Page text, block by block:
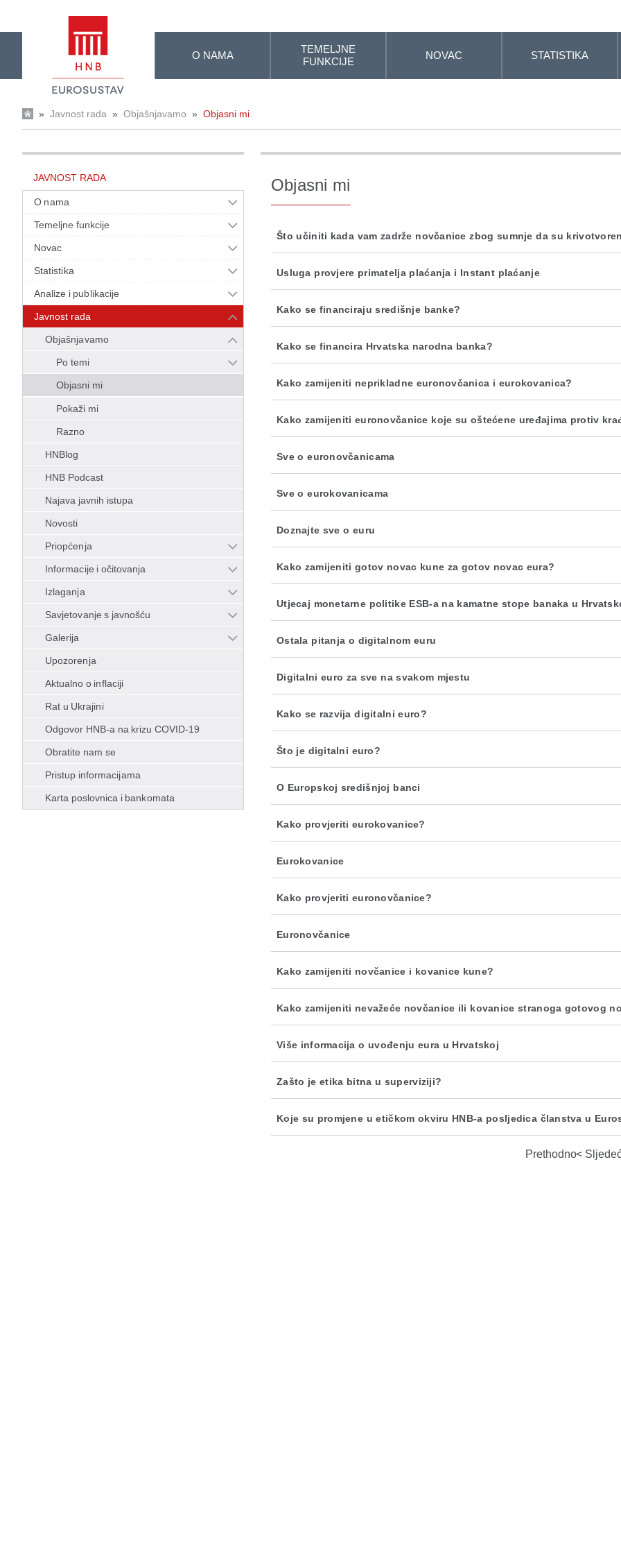
O NAMA
TEMELJNE
FUNKCIJE
NOVAC STATISTIKA
» Javnost rada » Objašnjavamo » Objasni mi
JAVNOST RADA
O nama
Temeljne funkcije
Novac
Statistika
Analize i publikacije
Javnost rada
Objašnjavamo
Po temi
Objasni mi
Pokaži mi
Razno
HNBlog
HNB Podcast
Najava javnih istupa
Novosti
Priopćenja
Informacije i očitovanja
Izlaganja
Savjetovanje s javnošću
Galerija
Upozorenja
Aktualno o inflaciji
Rat u Ukrajini
Odgovor HNB-a na krizu COVID-19
Obratite nam se
Pristup informacijama
Karta poslovnica i bankomata
Objasni mi
Što učiniti kada vam zadrže novčanice zbog sumnje da su
Usluga provjere primatelja plaćanja i Instant plaćanje
Kako se financiraju središnje banke?
Kako se financira Hrvatska narodna banka?
Kako zamijeniti neprikladne euronovčanica i eurokovanica?
Kako zamijeniti euronovčanice koje su oštećene uređajima protiv
Sve o euronovčanicama
Sve o eurokovanicama
Doznajte sve o euru
Kako zamijeniti gotov novac kune za gotov novac eura?
Utjecaj monetarne politike ESB-a na kamatne stope banaka u
Ostala pitanja o digitalnom euru
Digitalni euro za sve na svakom mjestu
Kako se razvija digitalni euro?
Što je digitalni euro?
O Europskoj središnjoj banci
Kako provjeriti eurokovanice?
Eurokovanice
Kako provjeriti euronovčanice?
Euronovčanice
Kako zamijeniti novčanice i kovanice kune?
Kako zamijeniti nevažeće novčanice ili kovanice stranoga gotovog
Više informacija o uvođenju eura u Hrvatskoj
Zašto je etika bitna u superviziji?
Koje su promjene u etičkom okviru HNB-a posljedica članstva u
Prethodno